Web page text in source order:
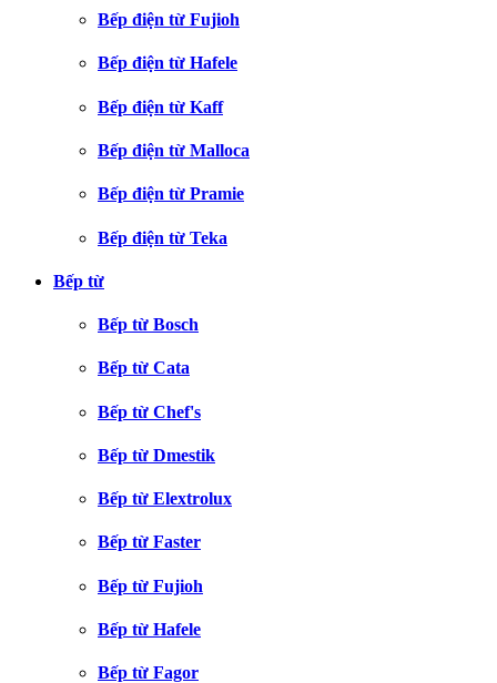
Bếp điện từ Fujioh
Bếp điện từ Hafele
Bếp điện từ Kaff
Bếp điện từ Malloca
Bếp điện từ Pramie
Bếp điện từ Teka
Bếp từ
Bếp từ Bosch
Bếp từ Cata
Bếp từ Chef's
Bếp từ Dmestik
Bếp từ Elextrolux
Bếp từ Faster
Bếp từ Fujioh
Bếp từ Hafele
Bếp từ Fagor